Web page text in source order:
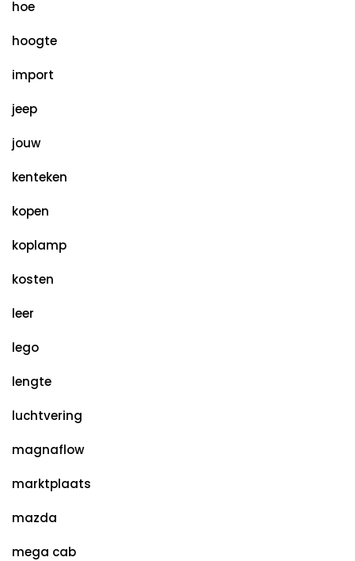
hoe
hoogte
import
jeep
jouw
kenteken
kopen
koplamp
kosten
leer
lego
lengte
luchtvering
magnaflow
marktplaats
mazda
mega cab